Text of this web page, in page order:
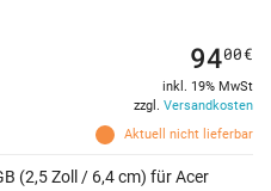
Aktuell nicht lieferbar
9400€
inkl. 19% MwSt
zzgl. Versandkosten
(2,5 Zoll / 6,4 cm) für Acer